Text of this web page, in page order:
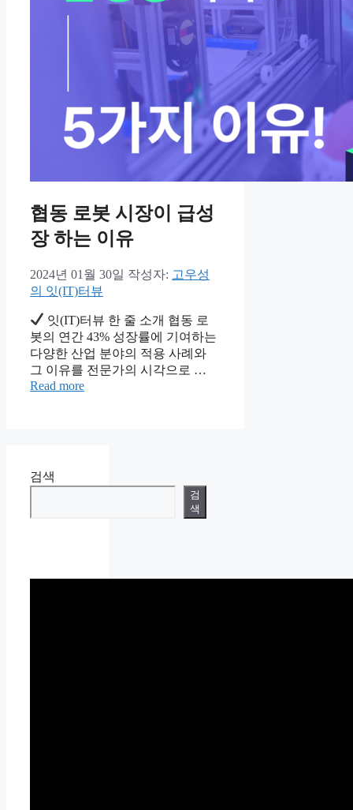
협동 로봇 시장이 급성
장 하는 이유
2024년 01월 30일 작성자: 고우성
의 잇(IT)터뷰
잇(IT)터뷰 한 줄 소개 협동 로
봇의 연간 43% 성장률에 기여하는
다양한 산업 분야의 적용 사례와
그 이유를 전문가의 시각으로 …
Read more
검색
검
색